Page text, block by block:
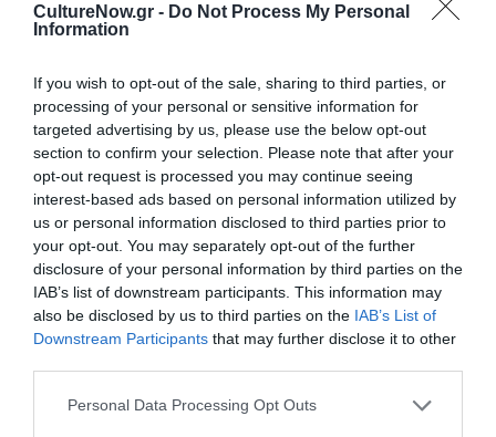
CultureNow.gr - Do Not Process My Personal
Information
If you wish to opt-out of the sale, sharing to third parties, or
processing of your personal or sensitive information for
targeted advertising by us, please use the below opt-out
section to confirm your selection. Please note that after your
opt-out request is processed you may continue seeing
interest-based ads based on personal information utilized by
us or personal information disclosed to third parties prior to
your opt-out. You may separately opt-out of the further
disclosure of your personal information by third parties on the
IAB’s list of downstream participants. This information may
also be disclosed by us to third parties on the IAB’s List of
Downstream Participants that may further disclose it to other
Personal Data Processing Opt Outs
Nikita Gill, πολυδιάστατη δημιουργός -ποιήτρια,
συγγραφέας, ηθοποιός, εικονογράφος- έχει αφήσει
ρίζες από την Ιρλανδία και την Ινδία και έδρα της τη
Nότια Αγγλία, η Gill αντλεί έμπνευση από διαφορετικές
πολιτιστικές παραδόσεις, πλέκοντας τις σε ένα ενιαίο
αφήγημα γεμάτο φαντασία, δύναμη και συναισθηματική
ειλικρίνεια.
Έχει δημοσιεύσει επτά ποιητικές συλλογές, μεταξύ των
οποίων ταWild Embers, Fierce Fairytales, Great
GoddessesκαιThese are the Words
επαναπροσδιορίζοντας τη θέση των γυναικών στις
προσφέροντας ελπίδα, ενδυνάμωση και ένα ασφαλές